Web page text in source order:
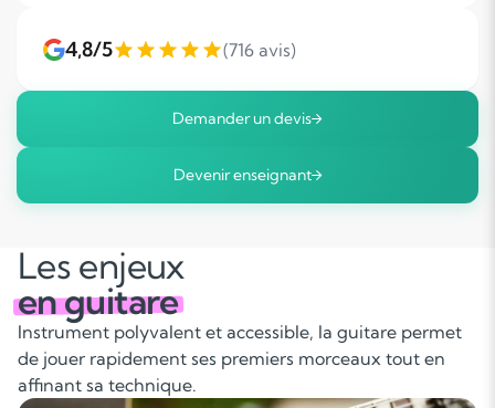
4,8/5 (716 avis)
Demander un devis
Devenir enseignant
Les enjeux
en guitare
Instrument polyvalent et accessible, la guitare permet
de jouer rapidement ses premiers morceaux tout en
affinant sa technique.